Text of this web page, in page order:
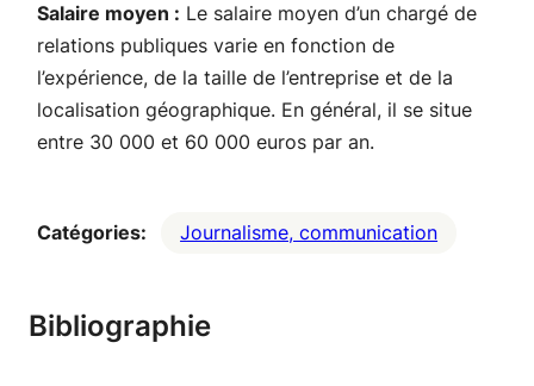
Salaire moyen : Le salaire moyen d’un chargé de
relations publiques varie en fonction de
l’expérience, de la taille de l’entreprise et de la
localisation géographique. En général, il se situe
entre 30 000 et 60 000 euros par an.
Catégories: Journalisme, communication
Bibliographie